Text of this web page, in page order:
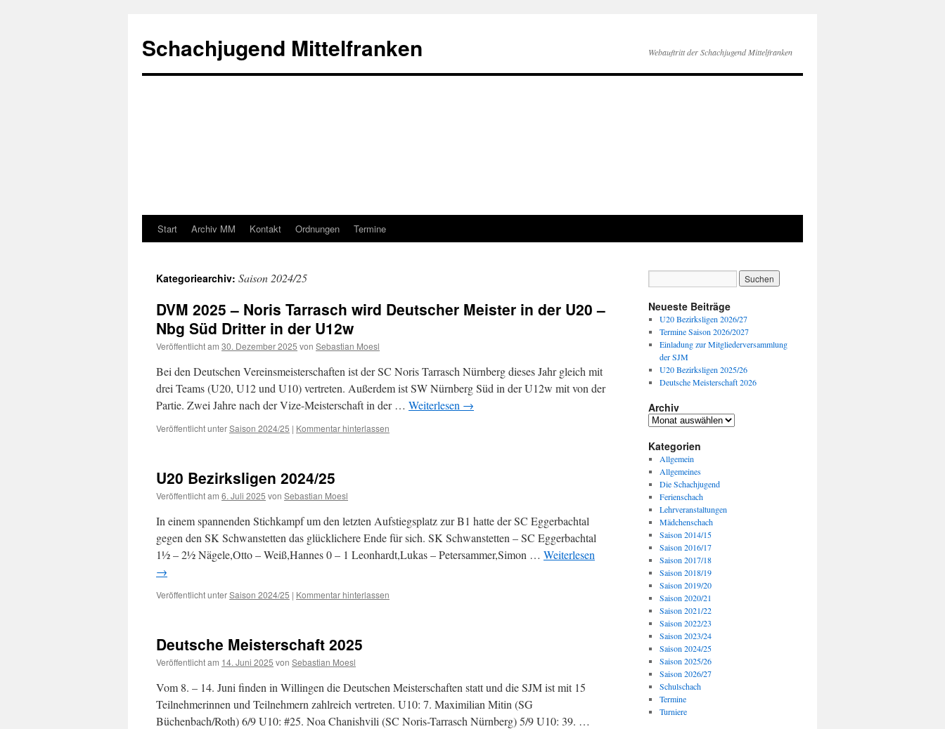
springen
Schachjugend Mittelfranken Webauftritt der Schachjugend Mittelfranken
Start Archiv MM Kontakt Ordnungen Termine
Kategoriearchiv: Saison 2024/25
DVM 2025 – Noris Tarrasch wird Deutscher Meister in der U20 –
Nbg Süd Dritter in der U12w
Veröffentlicht am 30. Dezember 2025 von Sebastian Moesl
Bei den Deutschen Vereinsmeisterschaften ist der SC Noris Tarrasch Nürnberg dieses Jahr gleich mit
drei Teams (U20, U12 und U10) vertreten. Außerdem ist SW Nürnberg Süd in der U12w mit von der
Partie. Zwei Jahre nach der Vize-Meisterschaft in der … Weiterlesen →
Veröffentlicht unterSaison 2024/25 | Kommentar hinterlassen
U20 Bezirksligen 2024/25
Veröffentlicht am 6. Juli 2025 von Sebastian Moesl
In einem spannenden Stichkampf um den letzten Aufstiegsplatz zur B1 hatte der SC Eggerbachtal
gegen den SK Schwanstetten das glücklichere Ende für sich. SK Schwanstetten – SC Eggerbachtal
1½ – 2½ Nägele,Otto – Weiß,Hannes 0 – 1 Leonhardt,Lukas – Petersammer,Simon … Weiterlesen
→
Veröffentlicht unterSaison 2024/25 | Kommentar hinterlassen
Deutsche Meisterschaft 2025
Veröffentlicht am 14. Juni 2025 von Sebastian Moesl
Vom 8. – 14. Juni finden in Willingen die Deutschen Meisterschaften statt und die SJM ist mit 15
Teilnehmerinnen und Teilnehmern zahlreich vertreten. U10: 7. Maximilian Mitin (SG
Büchenbach/Roth) 6/9 U10: #25. Noa Chanishvili (SC Noris-Tarrasch Nürnberg) 5/9 U10: 39. …
Neueste Beiträge
U20 Bezirksligen 2026/27
Termine Saison 2026/2027
Einladung zur Mitgliederversammlung
der SJM
U20 Bezirksligen 2025/26
Deutsche Meisterschaft 2026
Archiv
Archiv
Kategorien
Allgemein
Allgemeines
Die Schachjugend
Ferienschach
Lehrveranstaltungen
Mädchenschach
Saison 2014/15
Saison 2016/17
Saison 2017/18
Saison 2018/19
Saison 2019/20
Saison 2020/21
Saison 2021/22
Saison 2022/23
Saison 2023/24
Saison 2024/25
Saison 2025/26
Saison 2026/27
Schulschach
Termine
Turniere